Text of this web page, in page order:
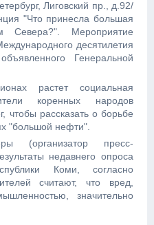
Лиговский пр., д.92/
"Что принесла большая
Севера?". Мероприятие
десятилетия
Генеральной
растет социальная
коренных народов
чтобы рассказать о борьбе
"большой нефти".
(организатор пресс-
недавнего опроса
Коми, согласно
считают, что вред,
значительно